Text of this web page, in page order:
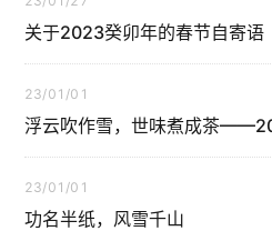
关于2023癸卯年的春节自寄语
23/01/01
浮云吹作雪，世味煮成茶
23/01/01
功名半纸，风雪千山